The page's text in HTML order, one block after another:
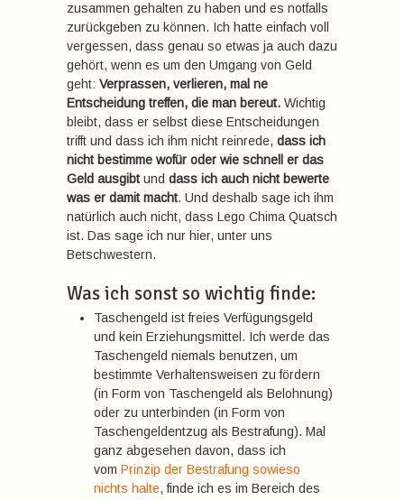
zusammen gehalten zu haben und es notfalls
zurückgeben zu können. Ich hatte einfach voll
vergessen, dass genau so etwas ja auch dazu
gehört, wenn es um den Umgang von Geld
geht: Verprassen, verlieren, mal ne
Entscheidung treffen, die man bereut. Wichtig
bleibt, dass er selbst diese Entscheidungen
trifft und dass ich ihm nicht reinrede, dass ich
nicht bestimme wofür oder wie schnell er das
Geld ausgibt und dass ich auch nicht bewerte
was er damit macht. Und deshalb sage ich ihm
natürlich auch nicht, dass Lego Chima Quatsch
ist. Das sage ich nur hier, unter uns
Betschwestern.
Was ich sonst so wichtig finde:
Taschengeld ist freies Verfügungsgeld
und kein Erziehungsmittel. Ich werde das
Taschengeld niemals benutzen, um
bestimmte Verhaltensweisen zu fördern
(in Form von Taschengeld als Belohnung)
oder zu unterbinden (in Form von
Taschengeldentzug als Bestrafung). Mal
ganz abgesehen davon, dass ich
vom Prinzip der Bestrafung sowieso
nichts halte, finde ich es im Bereich des